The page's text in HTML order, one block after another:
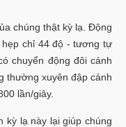
chúng thật kỳ lạ. Động
chỉ 44 độ - tương tự
chuyển động đôi cánh
thường xuyên đập cánh
lần/giây.
kỳ lạ này lại giúp chúng